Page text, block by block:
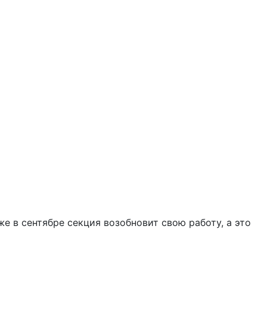
сентябре секция возобновит свою работу, а это